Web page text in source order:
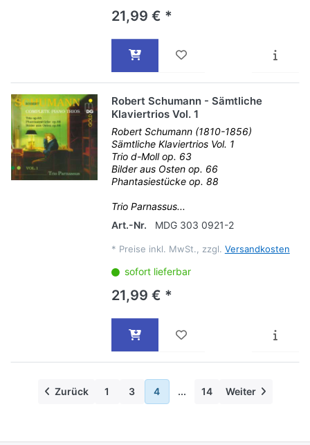
21,99 € *
Robert Schumann - Sämtliche
Klaviertrios Vol. 1
Robert Schumann (1810-1856)
Sämtliche Klaviertrios Vol. 1
Trio d-Moll op. 63
Bilder aus Osten op. 66
Phantasiestücke op. 88
Trio Parnassus...
Art.-Nr.
MDG 303 0921-2
* Preise inkl. MwSt., zzgl. Versandkosten
sofort lieferbar
21,99 € *
Zurück 1 3 4 ... 14 Weiter